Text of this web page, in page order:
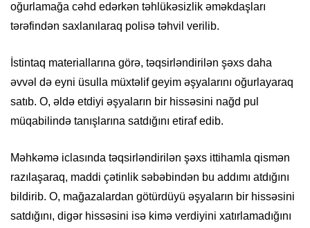
oğurlamağa cəhd edərkən təhlükəsizlik əməkdaşları
tərəfindən saxlanılaraq polisə təhvil verilib.
İstintaq materiallarına görə, təqsirləndirilən şəxs daha
əvvəl də eyni üsulla müxtəlif geyim əşyalarını oğurlayaraq
satıb. O, əldə etdiyi əşyaların bir hissəsini nağd pul
müqabilində tanışlarına satdığını etiraf edib.
Məhkəmə iclasında təqsirləndirilən şəxs ittihamla qismən
razılaşaraq, maddi çətinlik səbəbindən bu addımı atdığını
bildirib. O, mağazalardan götürdüyü əşyaların bir hissəsini
satdığını, digər hissəsini isə kimə verdiyini xatırlamadığını